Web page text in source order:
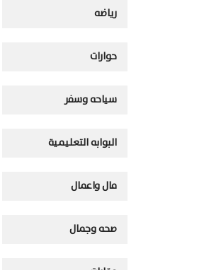
رياضه
حوارات
سياحه وسفر
البوابه التعليمية
مال واعمال
صحه وجمال